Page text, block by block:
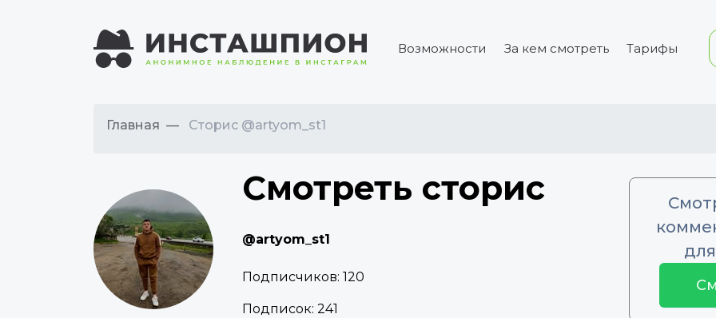
Возможности За кем смотреть Тарифы
Главная Сторис @artyom_st1
Смотреть сторис
@artyom_st1
Подписчиков: 120
Подписок: 241